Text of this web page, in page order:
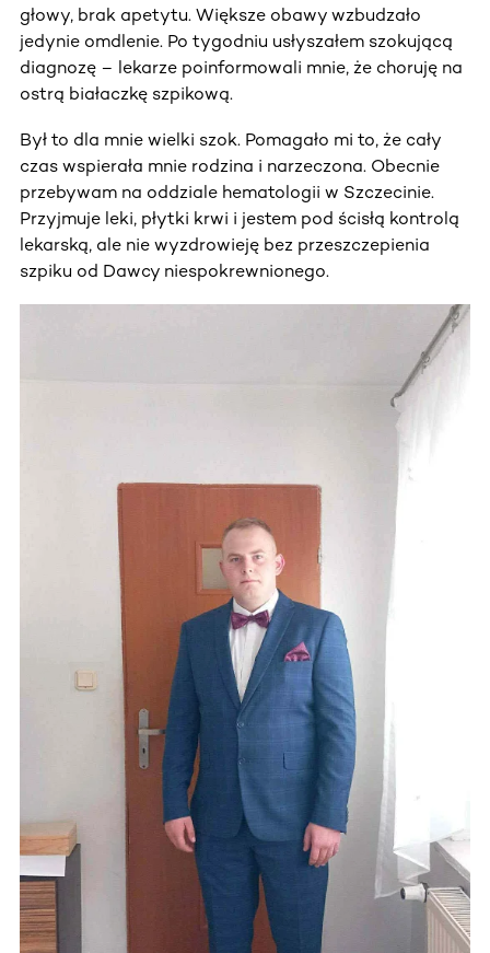
głowy, brak apetytu. Większe obawy wzbudzało
jedynie omdlenie. Po tygodniu usłyszałem szokującą
diagnozę – lekarze poinformowali mnie, że choruję na
ostrą białaczkę szpikową.
Był to dla mnie wielki szok. Pomagało mi to, że cały
czas wspierała mnie rodzina i narzeczona. Obecnie
przebywam na oddziale hematologii w Szczecinie.
Przyjmuje leki, płytki krwi i jestem pod ścisłą kontrolą
lekarską, ale nie wyzdrowieję bez przeszczepienia
szpiku od Dawcy niespokrewnionego.